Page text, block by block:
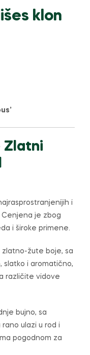
klon
Zlatni
i
Cenjena je zbog
i široke primene.
zlatno-žute boje, sa
slatko i aromatično,
različite vidove
bujno, sa
ulazi u rod i
pogodnom za